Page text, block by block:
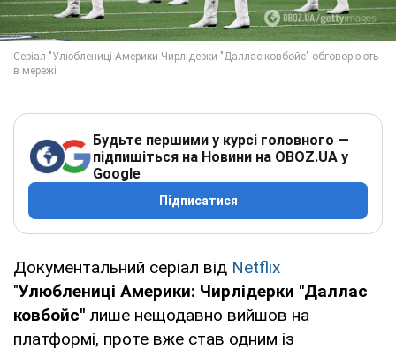
Будьте першими у курсі головного —
підпишіться на Новини на OBOZ.UA у
Google
Підписатися
Документальний серіал від Netflix
"Улюблениці Америки: Чирлідерки "Даллас
ковбойс" лише нещодавно вийшов на
платформі, проте вже став одним із